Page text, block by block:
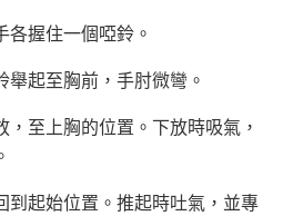
握住一個啞鈴。
起至胸前，手肘微彎。
至上胸的位置。下放時吸氣，
到起始位置。推起時吐氣，並專